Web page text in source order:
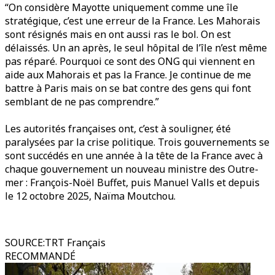
“On considère Mayotte uniquement comme une île
stratégique, c’est une erreur de la France. Les Mahorais
sont résignés mais en ont aussi ras le bol. On est
délaissés. Un an après, le seul hôpital de l’île n’est même
pas réparé. Pourquoi ce sont des ONG qui viennent en
aide aux Mahorais et pas la France. Je continue de me
battre à Paris mais on se bat contre des gens qui font
semblant de ne pas comprendre.”
Les autorités françaises ont, c’est à souligner, été
paralysées par la crise politique. Trois gouvernements se
sont succédés en une année à la tête de la France avec à
chaque gouvernement un nouveau ministre des Outre-
mer : François-Noël Buffet, puis Manuel Valls et depuis
le 12 octobre 2025, Naïma Moutchou.
SOURCE:TRT Français
RECOMMANDÉ